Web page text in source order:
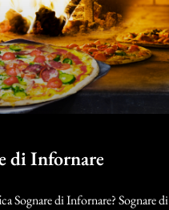
di Infornare
Sognare di Infornare? Sognare di